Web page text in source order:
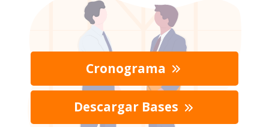
Cronograma
Descargar Bases